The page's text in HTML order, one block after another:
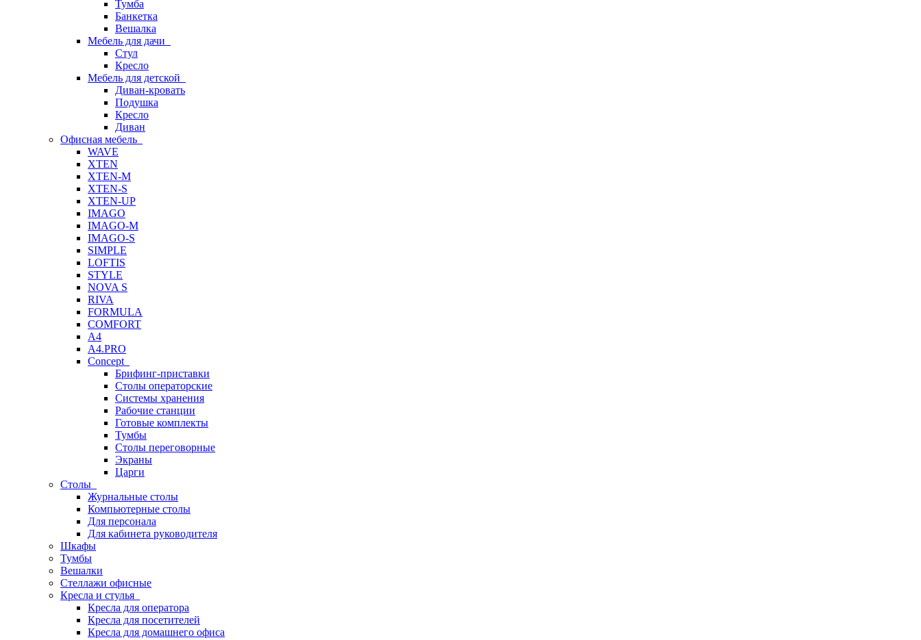
Тумба
Банкетка
Вешалка
Мебель для дачи
Стул
Кресло
Мебель для детской
Диван-кровать
Подушка
Кресло
Диван
Офисная мебель
WAVE
XTEN
XTEN-M
XTEN-S
XTEN-UP
IMAGO
IMAGO-M
IMAGO-S
SIMPLE
LOFTIS
STYLE
NOVA S
RIVA
FORMULA
COMFORT
A4
A4.PRO
Concept
Брифинг-приставки
Столы операторские
Системы хранения
Рабочие станции
Готовые комплекты
Тумбы
Столы переговорные
Экраны
Царги
Столы
Журнальные столы
Компьютерные столы
Для персонала
Для кабинета руководителя
Шкафы
Тумбы
Вешалки
Стеллажи офисные
Кресла и стулья
Кресла для оператора
Кресла для посетителей
Кресла для домашнего офиса